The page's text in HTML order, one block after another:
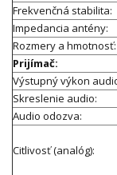
Frekvenčná stabilita:
Impedancia antény:
Rozmery a hmotnosť:
Prijímač:
Výstupný výkon
Skreslenie audio:
Audio odozva:
Citlivosť (analóg):